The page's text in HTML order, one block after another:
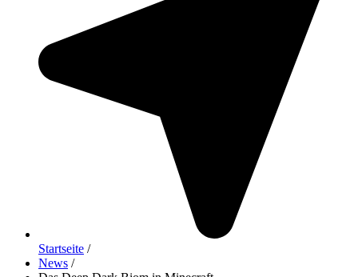
Startseite /
News /